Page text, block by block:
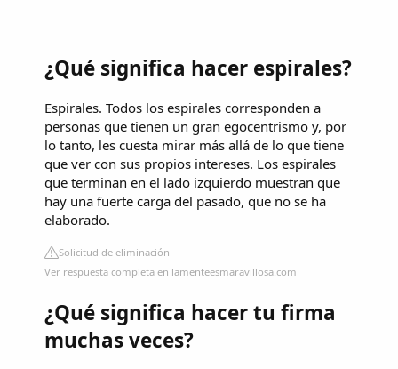
¿Qué significa hacer espirales?
Espirales. Todos los espirales corresponden a
personas que tienen un gran egocentrismo y, por
lo tanto, les cuesta mirar más allá de lo que tiene
que ver con sus propios intereses. Los espirales
que terminan en el lado izquierdo muestran que
hay una fuerte carga del pasado, que no se ha
elaborado.
Solicitud de eliminación
Ver respuesta completa en lamenteesmaravillosa.com
¿Qué significa hacer tu firma
muchas veces?